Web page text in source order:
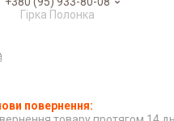
Гірка Полонка